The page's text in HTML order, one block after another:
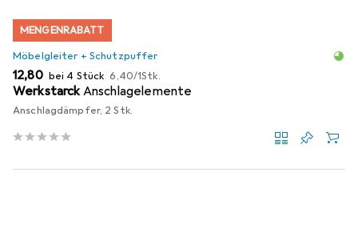
MENGENRABATT
Möbelgleiter + Schutzpuffer
EUR
12,80 bei 4 Stück EUR
6,40/1Stk.
WerkstarckAnschlagelemente
Anschlagdämpfer, 2 Stk.